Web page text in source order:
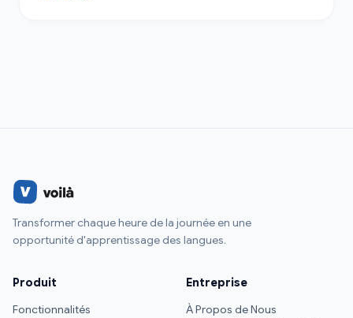
Transformer chaque heure de la journée en une
opportunité d'apprentissage des langues.
Produit
Fonctionnalités
Entreprise
À Propos de Nous